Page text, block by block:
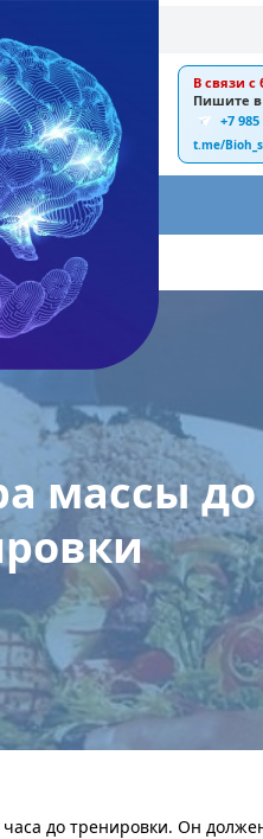
В связи
Пишите в
+7
t.me/
массы
до тренировки. Он